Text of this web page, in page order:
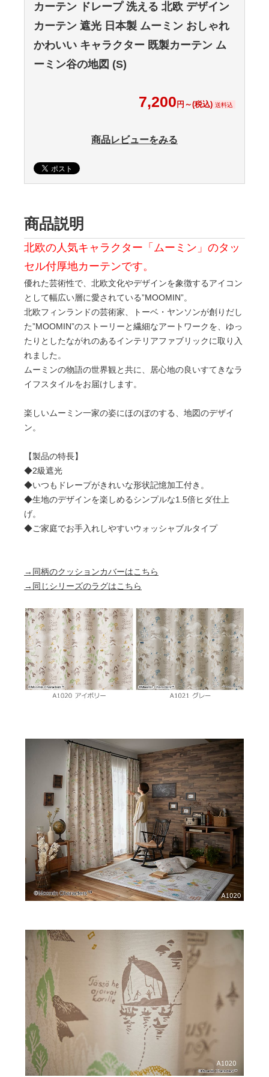
カーテン ドレープ 洗える 北欧 デザイン
カーテン 遮光 日本製 ムーミン おしゃれ
かわいい キャラクター 既製カーテン ム
ーミン谷の地図 (S)
7,200 円～(税込) 送料込
商品レビューをみる
商品説明
北欧の人気キャラクター「ムーミン」のタッ
セル付厚地カーテンです。
優れた芸術性で、北欧文化やデザインを象徴するアイコン
として幅広い層に愛されている”MOOMIN”。
北欧フィンランドの芸術家、トーベ・ヤンソンが創りだし
た”MOOMIN”のストーリーと繊細なアートワークを、ゆっ
たりとしたながれのあるインテリアファブリックに取り入
れました。
ムーミンの物語の世界観と共に、居心地の良いすてきなラ
イフスタイルをお届けします。
楽しいムーミン一家の姿にほのぼのする、地図のデザイ
ン。
【製品の特長】
◆2級遮光
◆いつもドレープがきれいな形状記憶加工付き。
◆生地のデザインを楽しめるシンプルな1.5倍ヒダ仕上
げ。
◆ご家庭でお手入れしやすいウォッシャブルタイプ
→同柄のクッションカバーはこちら
→同じシリーズのラグはこちら